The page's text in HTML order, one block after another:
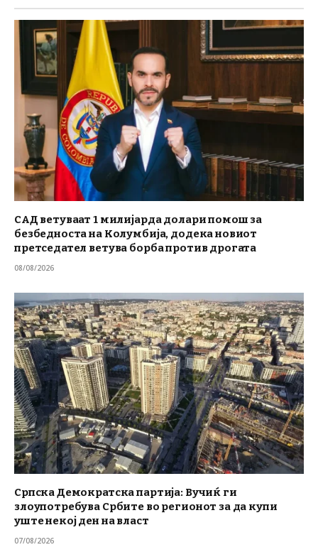
САД ветуваат 1 милијарда долари помош за
безбедноста на Колумбија, додека новиот
претседател ветува борба против дрогата
08/08/2026
Српска Демократска партија: Вучиќ ги
злоупотребува Србите во регионот за да купи
уште некој ден на власт
07/08/2026